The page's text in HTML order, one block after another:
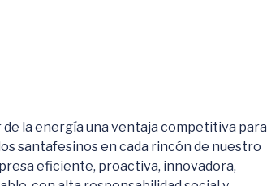
la energía una ventaja competitiva para
santafesinos en cada rincón de nuestro
eficiente, proactiva, innovadora,